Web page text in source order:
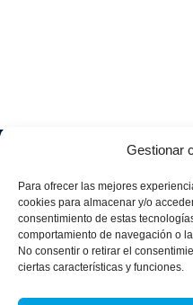
Gestionar
Para ofrecer las mejores
cookies para almacenar y/o
consentimiento de estas
comportamiento de navegación o
No consentir o retirar el
ciertas características y funciones.
legal
Política
de
Privacid
ad
de